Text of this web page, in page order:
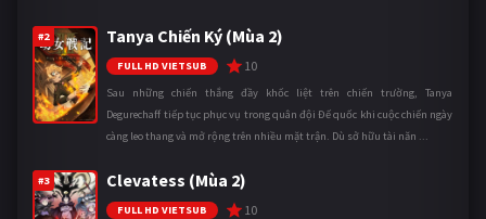
#2 Tanya Chiến Ký (Mùa 2)
FULL HD VIETSUB 10
Sau những chiến thắng đầy khốc liệt trên chiến trường, Tanya
Degurechaff tiếp tục phục vụ trong quân đội Đế quốc khi cuộc chiến ngày
càng leo thang và mở rộng trên nhiều mặt trận. Dù sở hữu tài năn ...
#3 Clevatess (Mùa 2)
FULL HD VIETSUB 10